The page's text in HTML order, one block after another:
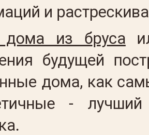
и
из бруса
будущей
дома, как
-